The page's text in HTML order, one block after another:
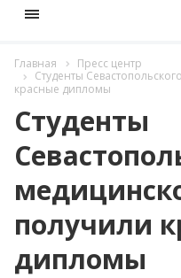
Главная
Пресс центр
Студенты
красные дипломы
Студенты
получили
дипломы